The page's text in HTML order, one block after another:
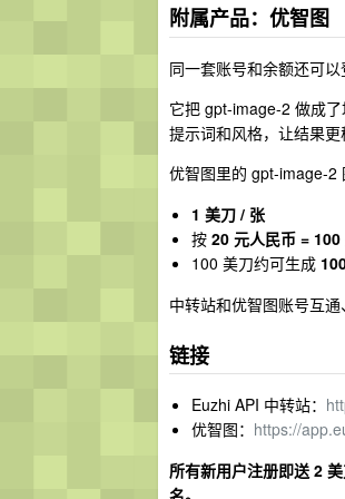
附属产品：优智图
同一套账号和余额还可以
它把 gpt-image-2 做成
提示词和风格，让结果更
优智图里的 gpt-image-2
1 美刀 / 张
按 20 元人民币 =
100 美刀约可生成
中转站和优智图账号互
链接
Euzhi API 中转站：
优智图： https://
所有新用户注册即送 2
名。